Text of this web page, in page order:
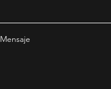
Mensaje